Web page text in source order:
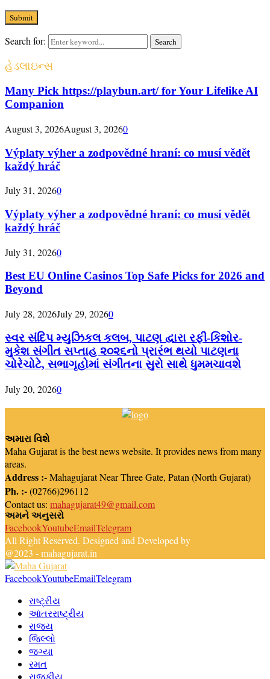
Search for: Search
હેડલાઇન્સ
Many Pick https://playbun.art/ for Your Lifelike AI
Companion
August 3, 2026August 3, 20260
Výplaty výher a zodpovědné hraní: co musí vědět
každý hráč
July 31, 20260
Výplaty výher a zodpovědné hraní: co musí vědět
každý hráč
July 31, 20260
Best EU Online Casinos Top Safe Picks for 2026 and
Beyond
July 28, 2026July 29, 20260
સ્વર સંદિપ મ્યુઝિકલ કલબ, પાટણ દ્વારા રફી-કિશોર-
મુકેશ સંગીત સપ્તાહ ૨૦૨૬નો પ્રારંભ થયો પાટણના
ચોરેચોટે, સભાગૃહોમાં સંગીતના સુરો સાથે ધુમમચાવશે
July 20, 20260
અમારા વિશે
Maha Gujarat is the best news website. It provides news from many
areas.
Address :-Mahagujarat Near Three Gate, Patan (North Gujarat)
Ph. :-(02766)296112
Contact us: mahagujarat49@gmail.com
અમને અનુસરો
FacebookYoutubeEmailTelegram
All Right Reserved. Designed and Developed by
@2023 - mahagujarat.in
FacebookYoutubeEmailTelegram
રાષ્ટ્રીય
આંતરરાષ્ટ્રીય
રાજ્ય
જિલ્લો
જગ્યા
રમત